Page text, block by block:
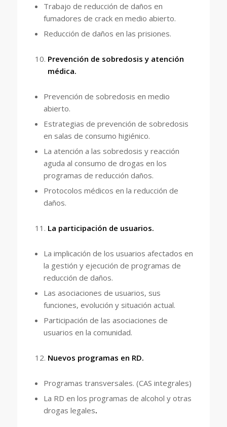
Trabajo de reducción de daños en
fumadores de crack en medio abierto.
Reducción de daños en las prisiones.
Prevención de sobredosis y atención
médica.
Prevención de sobredosis en medio
abierto.
Estrategias de prevención de sobredosis
en salas de consumo higiénico.
La atención a las sobredosis y reacción
aguda al consumo de drogas en los
programas de reducción daños.
Protocolos médicos en la reducción de
daños.
La participación de usuarios.
La implicación de los usuarios afectados en
la gestión y ejecución de programas de
reducción de daños.
Las asociaciones de usuarios, sus
funciones, evolución y situación actual.
Participación de las asociaciones de
usuarios en la comunidad.
Nuevos programas en RD.
Programas transversales. (CAS integrales)
La RD en los programas de alcohol y otras
drogas legales.